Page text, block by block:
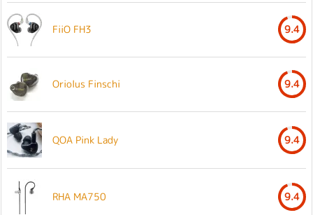
FiiO FH3 9.4
Oriolus Finschi 9.4
QOA Pink Lady 9.4
RHA MA750 9.4